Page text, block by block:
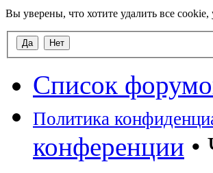
Вы уверены, что хотите удалить все
Список
Политика
конференции •